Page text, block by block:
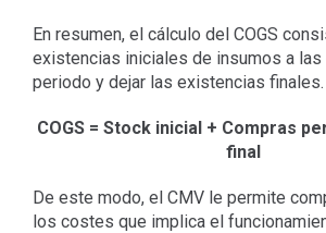
En resumen, el cálculo del COGS
existencias iniciales de insumos a
periodo y dejar las existencias finales.
COGS = Stock inicial + Compras
final
De este modo, el CMV le permite
los costes que implica el